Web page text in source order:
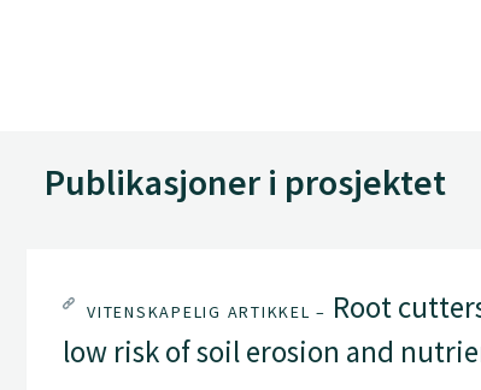
Publikasjoner i prosjektet
VITENSKAPELIG ARTIKKEL – Root
low risk of soil erosion and